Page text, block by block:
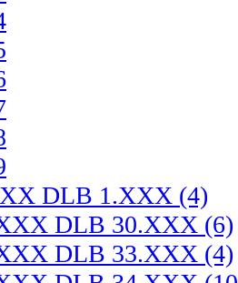
DLB 1.XXX (4)
DLB 30.XXX (6)
DLB 33.XXX (4)